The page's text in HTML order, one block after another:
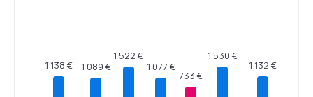
1 138 € 1 089 €
1 522 €
1 077 €
733 €
1 530 €
1 132 €